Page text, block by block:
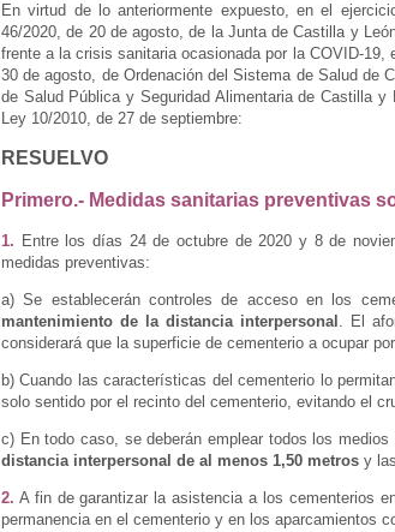
En virtud de lo anteriormente expuesto, en el
46/2020, de 20 de agosto, de la Junta de Castilla y
frente a la crisis sanitaria ocasionada por la COVID-
30 de agosto, de Ordenación del Sistema de Salud de
de Salud Pública y Seguridad Alimentaria de Castilla
Ley 10/2010, de 27 de septiembre:
RESUELVO
Primero.- Medidas sanitarias preventivas
1. Entre los días 24 de octubre de 2020 y 8 de
medidas preventivas:
a) Se establecerán controles de acceso en los
mantenimiento de la distancia interpersonal
. El
considerará que la superficie de cementerio a ocupar
b) Cuando las características del cementerio lo
solo sentido por el recinto del cementerio, evitando el
c) En todo caso, se deberán emplear todos los
distancia interpersonal de al menos 1,50 metros y
2. A fin de garantizar la asistencia a los cementerios
permanencia en el cementerio y en los aparcamientos